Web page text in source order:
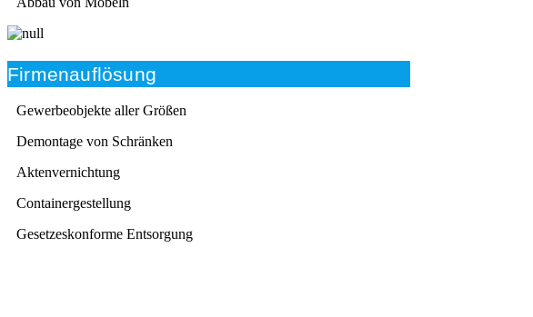
Firmenauflösung
Gewerbeobjekte aller Größen
Demontage von Schränken
Aktenvernichtung
Containergestellung
Gesetzeskonforme Entsorgung